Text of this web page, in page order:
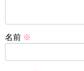
名前 ※